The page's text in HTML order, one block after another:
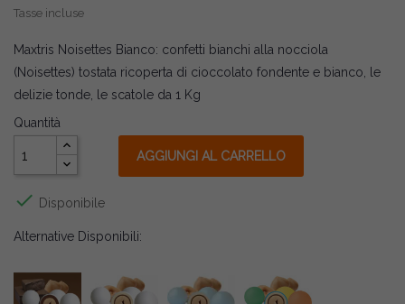
Tasse incluse
Maxtris Noisettes Bianco: confetti bianchi alla nocciola
(Noisettes) tostata ricoperta di cioccolato fondente e bianco, le
delizie tonde, le scatole da 1 Kg
Quantità
AGGIUNGI AL CARRELLO
 Disponibile
Alternative Disponibili: